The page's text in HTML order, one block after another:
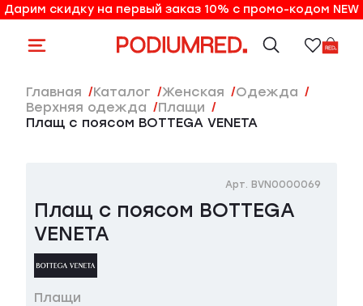
10% на первый заказ по промо-коду NEW
Дарим скидку на первый заказ 10% с промо-кодом NEW
Главная Каталог женская
Одежда
Верхняя одежда
Плащи
Плащ с поясом BOTTEGA VENETA
Плащ с поясом BOTTEGA
VENETA
Арт. BVN0000069
Плащи